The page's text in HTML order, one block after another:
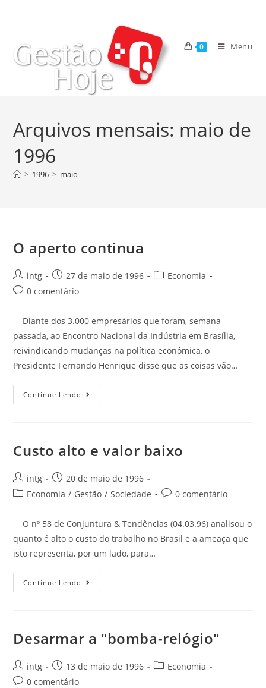
0 Menu
Arquivos mensais: maio de
1996
> 1996 > maio
O aperto continua
intg 27 de maio de 1996
Economia
0 comentário
Diante dos 3.000 empresários que foram, semana
passada, ao Encontro Nacional da Indústria em Brasília,
reivindicando mudanças na política econômica, o
Presidente Fernando Henrique disse que as coisas vão…
Continue Lendo
Custo alto e valor baixo
intg
20 de maio de 1996
Economia / Gestão / Sociedade 0 comentário
O nº 58 de Conjuntura & Tendências (04.03.96) analisou o
quanto é alto o custo do trabalho no Brasil e a ameaça que
isto representa, por um lado, para…
Continue Lendo
Desarmar a "bomba-relógio"
intg 13 de maio de 1996
Economia
0 comentário